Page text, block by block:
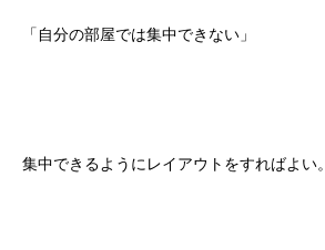
「自分の部屋では集中できない」
集中できるようにレイアウトをすればよい。